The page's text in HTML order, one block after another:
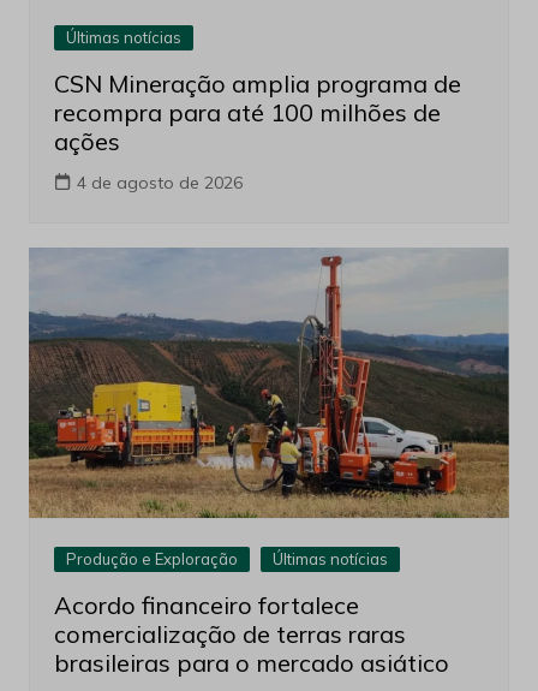
Últimas notícias
CSN Mineração amplia programa de
recompra para até 100 milhões de
ações
4 de agosto de 2026
Produção e Exploração Últimas notícias
Acordo financeiro fortalece
comercialização de terras raras
brasileiras para o mercado asiático